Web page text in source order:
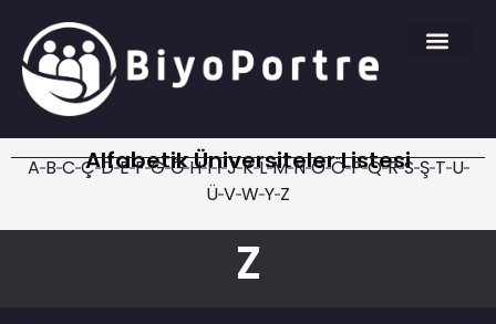
Alfabetik Üniversiteler Listesi
A B C Ç D E F G Ğ H I İ J K L M N O Ö P Q R S Ş T U
Ü V W Y Z
Z